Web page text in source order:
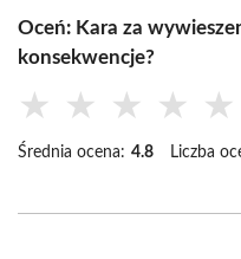
Oceń: Kara za
konsekwencje?
★ ★ ★ ★ ★
Średnia ocena: 4.8 Liczba